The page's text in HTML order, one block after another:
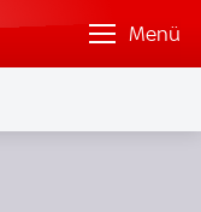
Menü